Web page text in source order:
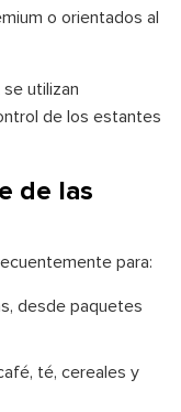
o orientados al
se utilizan
de los estantes
de las
para:
desde paquetes
té, cereales y